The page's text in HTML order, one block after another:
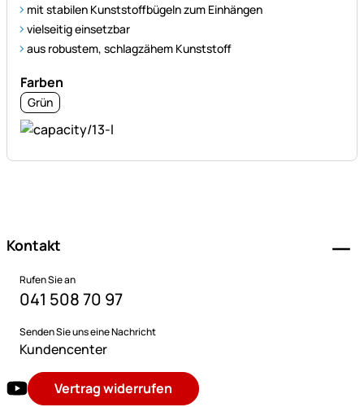
mit stabilen Kunststoffbügeln zum Einhängen
vielseitig einsetzbar
aus robustem, schlagzähem Kunststoff
Farben
Grün
Kontakt
Rufen Sie an
041 508 70 97
Senden Sie uns eine Nachricht
Kundencenter
Vertrag widerrufen